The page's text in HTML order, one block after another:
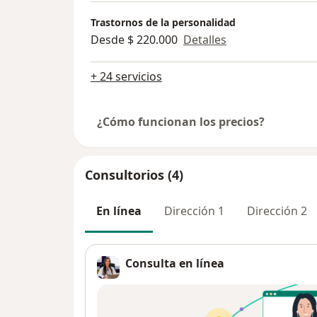
paciente que confía en mí confirma
decisión correcta.
Gracias por estar aquí y por permitirme
acompañarlos en uno de los aspectos
Trastornos de la personalidad
Desde $ 220.000 Detalles
+ 24 servicios
¿Cómo funcionan los precios?
Consultorios (4)
En línea Dirección 1 Dirección 2
Consulta en línea